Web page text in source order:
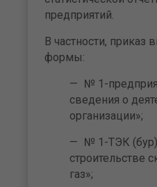
предприятий.
В частности,
формы:
№ 1-
сведения о
организации»;
№ 1-ТЭК
строительстве
газ»;